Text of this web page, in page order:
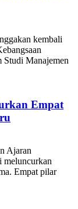
kembali
Manajemen
Empat
Ajaran
meluncurkan
Empat pilar